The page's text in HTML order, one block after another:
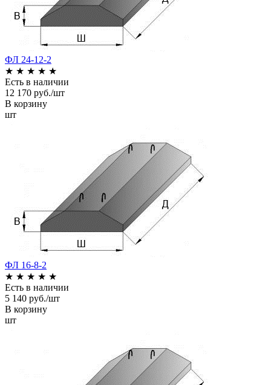
ФЛ 24-12-2
★ ★ ★ ★ ★
Есть в наличии
12 170 руб./шт
В корзину
шт
ФЛ 16-8-2
★ ★ ★ ★ ★
Есть в наличии
5 140 руб./шт
В корзину
шт